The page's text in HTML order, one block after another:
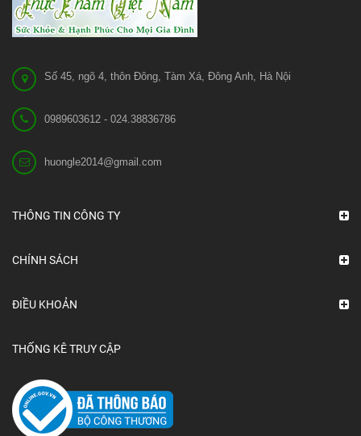
Số 45, ngõ 4, thôn Đông, Tàm Xá, Đông Anh, Hà Nội
0989603612 - 024.38836786
huongle2014@gmail.com
THÔNG TIN CÔNG TY
CHÍNH SÁCH
ĐIỀU KHOẢN
THỐNG KÊ TRUY CẬP